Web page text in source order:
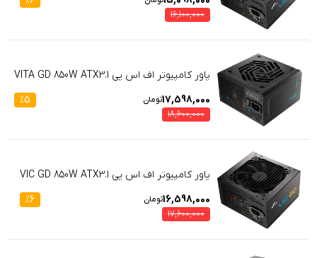
16,100,000
پاور کامپیوتر اف اس پی VITA GD 850W ATX3.1
17,598,000تومان 5
%
18,600,000
پاور کامپیوتر اف اس پی VIC GD 850W ATX3.1
16,598,000تومان 6
%
17,600,000